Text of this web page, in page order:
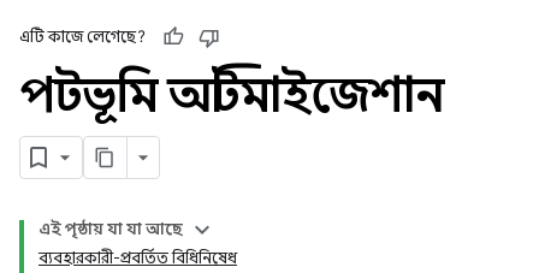
এটি কাজে লেগেছে?
পটভূমি অপ্টিমাইজেশান
এই পৃষ্ঠায় যা যা আছে
ব্যবহারকারী-প্রবর্তিত বিধিনিষেধ